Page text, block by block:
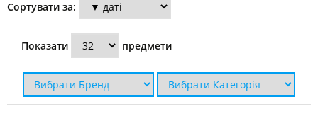
Сортувати за:
Показати предмети